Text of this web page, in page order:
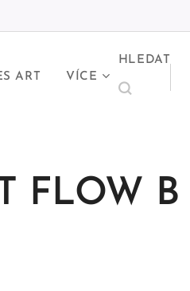
ART VÍCE
HLEDAT
FLOW B